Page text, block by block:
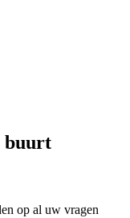
buurt
op al uw vragen